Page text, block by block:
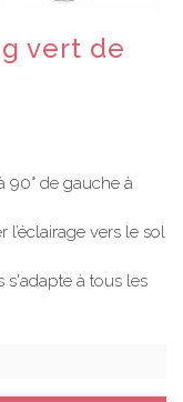
vert de
90° de gauche à
l’éclairage vers le sol
s'adapte à tous les